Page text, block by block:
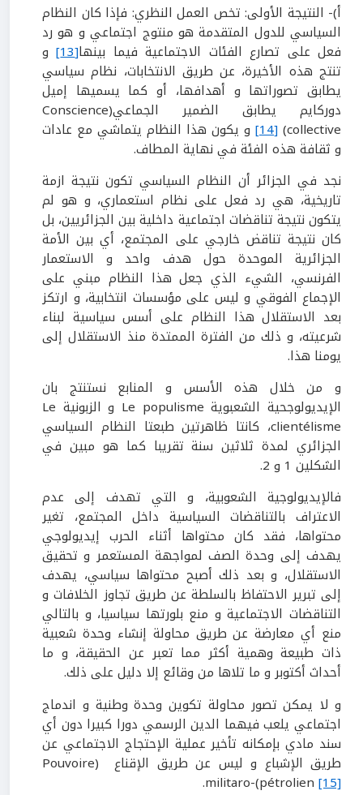
أ)- النتيجة الأولى: تخص العمل النظري: فإذا كان النظام
السياسي للدول المتقدمة هو منتوج اجتماعي و هو رد
فعل على تصارع الفئات الاجتماعية فيما بينها[13]
و
تنتج هذه الأخيرة، عن طريق الانتخابات، نظام سياسي
يطابق تصوراتها و أهدافها، أو كما يسميها إميل
دوركايم يطابق الضمير الجماعي(Conscience
collective)
[14]
و يكون هذا النظام يتماشي مع عادات
و ثقافة هذه الفئة في نهاية المطاف.
نجد في الجزائر أن النظام السياسي تكون نتيجة ازمة
تاريخية، هي رد فعل على نظام استعماري، و هو لم
يتكون نتيجة تناقضات اجتماعية داخلية بين الجزائريين، بل
كان نتيجة تناقض خارجي على المجتمع، أي بين الأمة
الجزائرية الموحدة حول هدف واحد و الاستعمار
الفرنسي، الشيء الذي جعل هذا النظام مبني على
الإجماع الفوقي و ليس على مؤسسات انتخابية، و ارتكز
بعد الاستقلال هذا النظام على أسس سياسية لبناء
شرعيته، و ذلك من الفترة الممتدة منذ الاستقلال إلى
يومنا هذا.
و من خلال هذه الأسس و المنابع نستنتج بان
الإيديولوجحية الشعبوية Le populisme و الزبونية Le
clientélisme، كانتا ظاهرتين طبعتا النظام السياسي
الجزائري لمدة ثلاثين سنة تقريبا كما هو مبين في
الشكلين 1 و 2.
فالإيديولوجية الشعوبية، و التي تهدف إلى عدم
الاعتراف بالتناقضات السياسية داخل المجتمع، تغير
محتواها، فقد كان محتواها أثناء الحرب إيديولوجي
يهدف إلى وحدة الصف لمواجهة المستعمر و تحقيق
الاستقلال، و بعد ذلك أصبح محتواها سياسي، يهدف
إلى تبرير الاحتفاظ بالسلطة عن طريق تجاوز الخلافات و
التناقضات الاجتماعية و منع بلورتها سياسيا، و بالتالي
منع أي معارضة عن طريق محاولة إنشاء وحدة شعبية
ذات طبيعة وهمية أكثر مما تعبر عن الحقيقة، و ما
أحداث أكتوبر و ما تلاها من وقائع إلا دليل على ذلك.
و لا يمكن تصور محاولة تكوين وحدة وطنية و اندماج
اجتماعي يلعب فيهما الدين الرسمي دورا كبيرا دون أي
سند مادي بإمكانه تأخير عملية الإحتجاج الاجتماعي عن
طريق الإشباع و ليس عن طريق الإقناع (Pouvoire
militaro-(pétrolien [15]
.